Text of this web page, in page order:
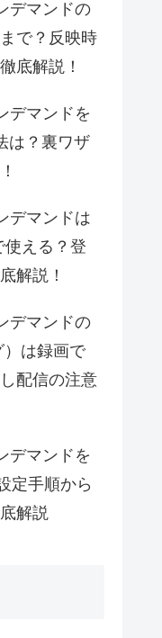
デマンドの
で？反映時
底解説！
デマンドを
は？裏ワザ
デマンドは
使える？登
解説！
デマンドの
）は録画で
配信の注意
デマンドを
定手順から
解説